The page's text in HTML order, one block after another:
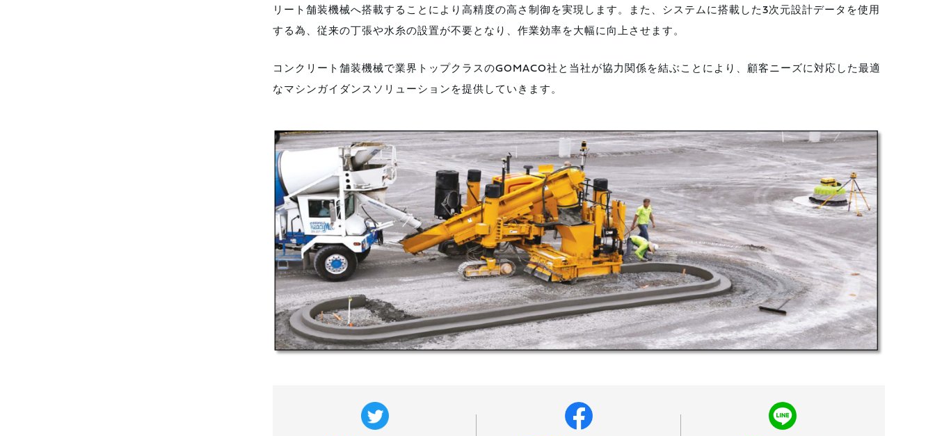
リート舗装機械へ搭載することにより高精度の高さ制御を実現します。また、システムに搭載した3次元設計データを使用
する為、従来の丁張や水糸の設置が不要となり、作業効率を大幅に向上させます。
コンクリート舗装機械で業界トップクラスのGOMACO社と当社が協力関係を結ぶことにより、顧客ニーズに対応した最適
なマシンガイダンスソリューションを提供していきます。